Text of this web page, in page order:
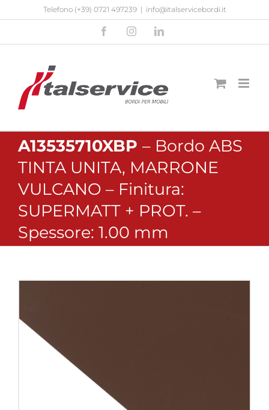
contenuto
Telefono (+39) 0721 497239 | info@italservicebordi.it
FacebookInstagramLinkedIn
A13535710XBP – Bordo ABS
TINTA UNITA, MARRONE
VULCANO – Finitura:
SUPERMATT + PROT. –
Spessore: 1.00 mm